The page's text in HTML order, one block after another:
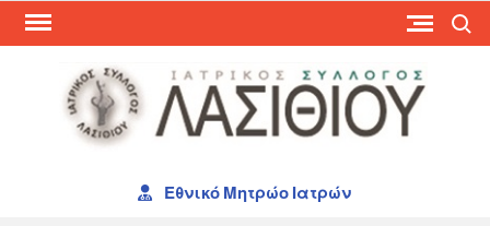
Skip
Εθνικό Μητρώο Ιατρών